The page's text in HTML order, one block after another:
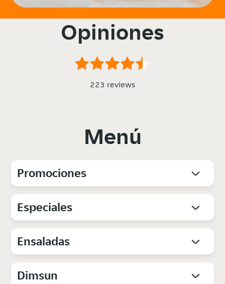
Opiniones
223 reviews
Menú
Promociones
Especiales
Ensaladas
Dimsun